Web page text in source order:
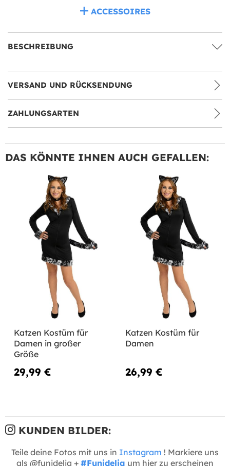
ACCESSOIRES
BESCHREIBUNG
VERSAND UND RÜCKSENDUNG
ZAHLUNGSARTEN
DAS KÖNNTE IHNEN AUCH GEFALLEN:
Katzen Kostüm für
Damen in großer
Größe
29,99 €
Katzen Kostüm für
Damen
26,99 €
KUNDEN BILDER:
Teile deine Fotos mit uns in Instagram ! Markiere uns
als @funidelia + #Funidelia um hier zu erscheinen